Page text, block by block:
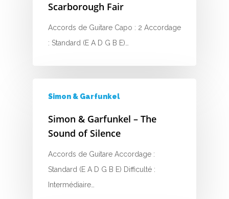
Scarborough Fair
Accords de Guitare Capo : 2 Accordage
: Standard (E A D G B E)…
Simon & Garfunkel
Simon & Garfunkel – The
Sound of Silence
Accords de Guitare Accordage :
Standard (E A D G B E) Difficulté :
Intermédiaire…
A
B
C